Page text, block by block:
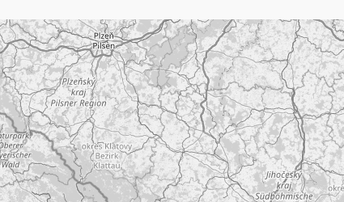
Karte überspringen